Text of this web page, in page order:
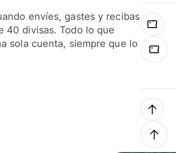
envíes, gastes y recibas
40 divisas. Todo lo que
sola cuenta, siempre que lo